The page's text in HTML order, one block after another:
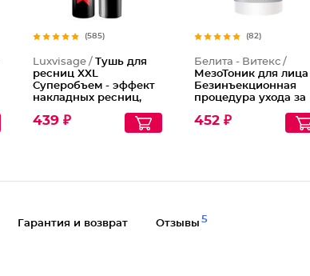
(585)
Luxvisage / Тушь для
ресниц XXL
Суперобъем - эффект
накладных ресниц,
439 ₽
(82)
Белита - Витекс /
МезоТоник для лица
Безинъекционная
процедура ухода за
452 ₽
Гарантия и возврат Отзывы 5